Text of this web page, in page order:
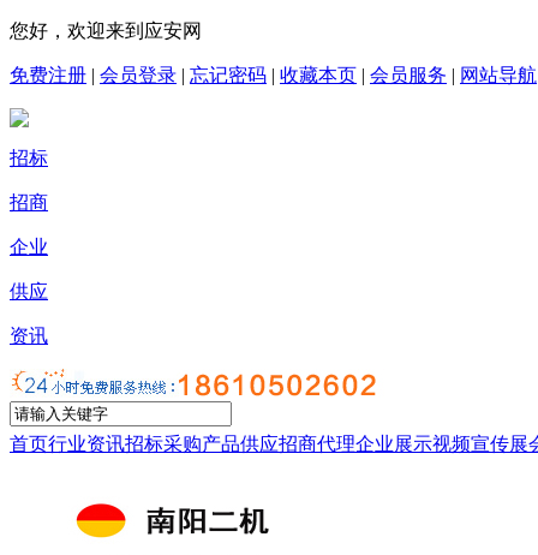
您好，欢迎来到应安网
免费注册 | 会员登录 | 忘记密码 | 收藏本页 | 会员服务 | 网站导航
招标
招商
企业
供应
资讯
首页行业资讯招标采购产品供应招商代理企业展示视频宣传展